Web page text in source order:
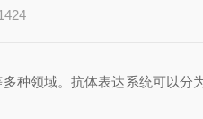
种领域。抗体表达系统可以分